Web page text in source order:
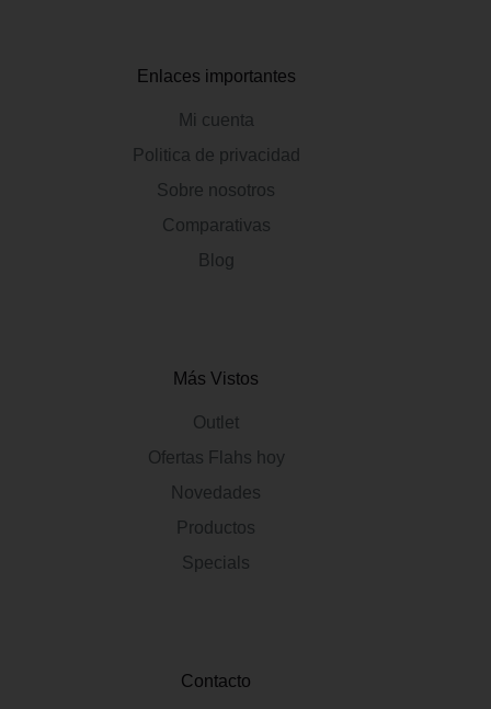
Enlaces importantes
Mi cuenta
Politica de privacidad
Sobre nosotros
Comparativas
Blog
Más Vistos
Outlet
Ofertas Flahs hoy
Novedades
Productos
Specials
Contacto